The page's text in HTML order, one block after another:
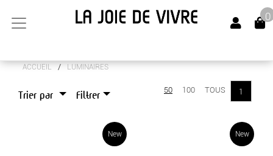
0
ACCUEIL / LUMINAIRES
ARTS DE LA TABLE
Filtrer
Trier par 50 100 TOUS 1
New New